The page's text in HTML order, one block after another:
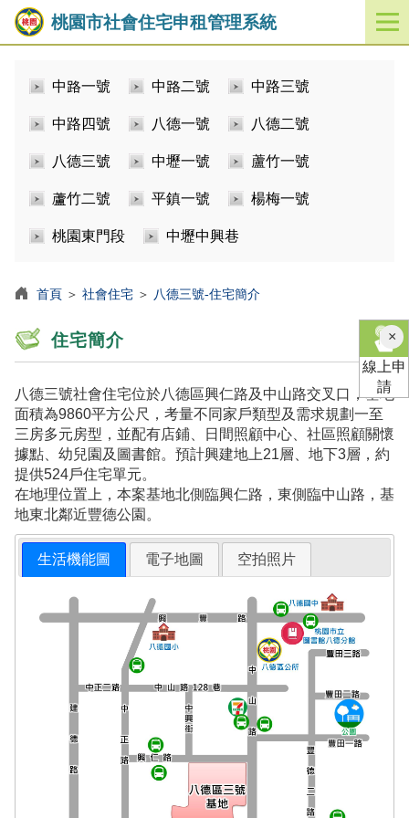
桃園市社會住宅申租管理系統
開
啟
中路一號 中路二號 中路三號
中路四號 八德一號 八德二號
八德三號 中壢一號 蘆竹一號
蘆竹二號 平鎮一號 楊梅一號
桃園東門段 中壢中興巷
首頁 ＞ 社會住宅 ＞ 八德三號-住宅簡介
住宅簡介
八德三號社會住宅位於八德區興仁路及中山路交叉口，基地
面積為9860平方公尺，考量不同家戶類型及需求規劃一至
三房多元房型，並配有店鋪、日間照顧中心、社區照顧關懷
據點、幼兒園及圖書館。預計興建地上21層、地下3層，約
提供524戶住宅單元。
在地理位置上，本案基地北側臨興仁路，東側臨中山路，基
地東北鄰近豐德公園。
生活機能圖 電子地圖 空拍照片
×關
閉
線上申
請